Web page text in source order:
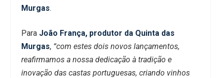
Murgas.
Para João França, produtor da Quinta das
Murgas, “com estes dois novos lançamentos,
reafirmamos a nossa dedicação à tradição e
inovação das castas portuguesas, criando vinhos